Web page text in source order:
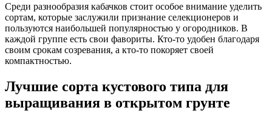
Среди разнообразия кабачков стоит особое внимание уделить
сортам, которые заслужили признание селекционеров и
пользуются наибольшей популярностью у огородников. В
каждой группе есть свои фавориты. Кто-то удобен благодаря
своим срокам созревания, а кто-то покоряет своей
компактностью.
Лучшие сорта кустового типа для
выращивания в открытом грунте